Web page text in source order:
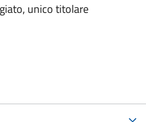
unico titolare